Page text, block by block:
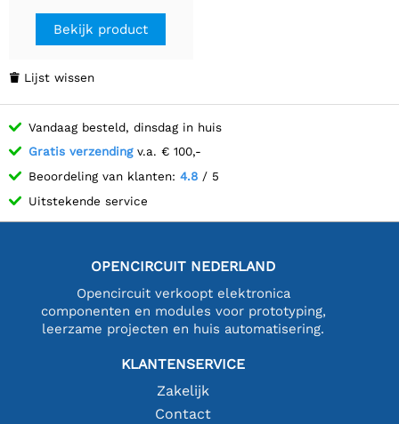
Bekijk product
 Lijst wissen
Vandaag besteld, dinsdag in huis
Gratis verzendingv.a. € 100,-
Beoordeling van klanten: 4.8 / 5
Uitstekende service
OPENCIRCUIT NEDERLAND
Opencircuit verkoopt elektronica
componenten en modules voor prototyping,
leerzame projecten en huis automatisering.
KLANTENSERVICE
Zakelijk
Contact